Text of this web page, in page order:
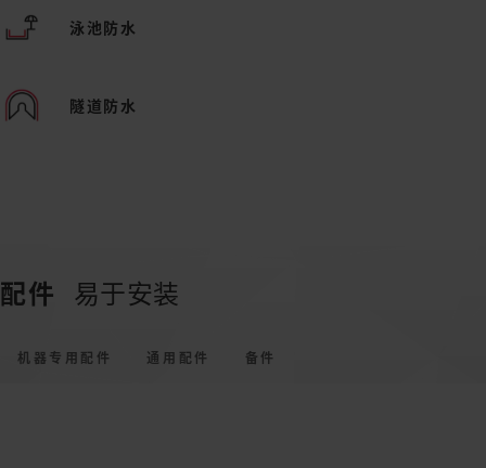
泳池防水
隧道防水
配件 易于安装
机器专用配件 通用配件 备件